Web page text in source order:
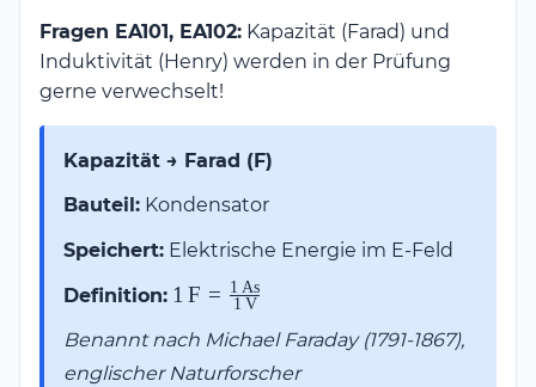
Fragen EA101, EA102: Kapazität (Farad) und
Induktivität (Henry) werden in der Prüfung
gerne verwechselt!
Kapazität → Farad (F)
Bauteil: Kondensator
Speichert: Elektrische Energie im E-Feld
Definition: 1\,\text{F} =
{1\,\text{V}}
1 F = 1 V
1 As
Benannt nach Michael Faraday (1791-1867),
englischer Naturforscher